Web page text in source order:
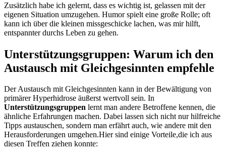
Zusätzlich ⁤habe ich gelernt, dass es wichtig ist, gelassen mit der
eigenen Situation umzugehen. Humor spielt eine ‍große Rolle; oft
kann ich über‌ die ⁤kleinen missgeschicke lachen, was ⁢mir hilft,
entspannter durchs Leben⁢ zu gehen.
Unterstützungsgruppen: Warum ich den
Austausch mit Gleichgesinnten empfehle
Der Austausch mit⁣ Gleichgesinnten ⁣kann in der Bewältigung ​von
primärer Hyperhidrose äußerst wertvoll sein. In
Unterstützungsgruppen lernt man andere​ Betroffene kennen, die
ähnliche Erfahrungen machen. Dabei lassen sich ‌nicht​ nur hilfreiche
Tipps austauschen, sondern man ⁢erfährt⁤ auch, wie andere mit⁤ den
Herausforderungen umgehen.Hier⁢ sind einige Vorteile,die ich aus
diesen Treffen ‌ziehen konnte: